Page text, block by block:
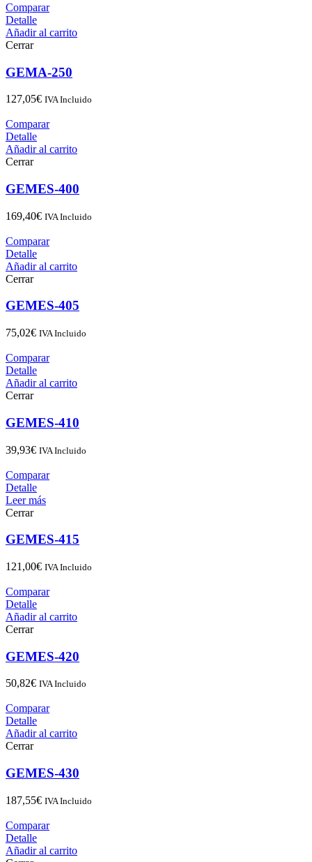
Comparar
Detalle
Añadir al carrito
Cerrar
GEMA-250
127,05€ IVA Incluido
Comparar
Detalle
Añadir al carrito
Cerrar
GEMES-400
169,40€ IVA Incluido
Comparar
Detalle
Añadir al carrito
Cerrar
GEMES-405
75,02€ IVA Incluido
Comparar
Detalle
Añadir al carrito
Cerrar
GEMES-410
39,93€ IVA Incluido
Comparar
Detalle
Leer más
Cerrar
GEMES-415
121,00€ IVA Incluido
Comparar
Detalle
Añadir al carrito
Cerrar
GEMES-420
50,82€ IVA Incluido
Comparar
Detalle
Añadir al carrito
Cerrar
GEMES-430
187,55€ IVA Incluido
Comparar
Detalle
Añadir al carrito